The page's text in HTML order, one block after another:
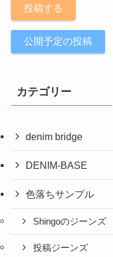
投稿する
公開予定の投稿
カテゴリー
denim bridge
DENIM-BASE
色落ちサンプル
Shingoのジーンズ
投稿ジーンズ